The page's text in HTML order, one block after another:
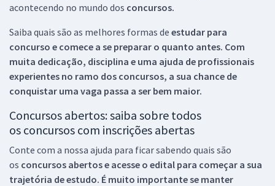
acontecendo no mundo dos concursos.
Saiba quais são as melhores formas de estudar para
concurso e comece a se preparar o quanto antes. Com
muita dedicação, disciplina e uma ajuda de profissionais
experientes no ramo dos concursos, a sua chance de
conquistar uma vaga passa a ser bem maior.
Concursos abertos: saiba sobre todos
os concursos com inscrições abertas
Conte com a nossa ajuda para ficar sabendo quais são
os concursos abertos e acesse o edital para começar a sua
trajetória de estudo. É muito importante se manter